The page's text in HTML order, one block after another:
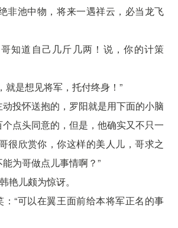
非池中物，将来一遇祥云，必当龙飞
知道自己几斤几两！说，你的计策
就是想见将军，托付终身！”
投怀送抱的，罗阳就是用下面的小脑
点头同意的，但是，他确实又不只一
很欣赏你，你这样的美人儿，哥求之
为哥做点儿事情啊？”
艳儿颇为惊讶。
：“可以在翼王面前给本将军正名的事